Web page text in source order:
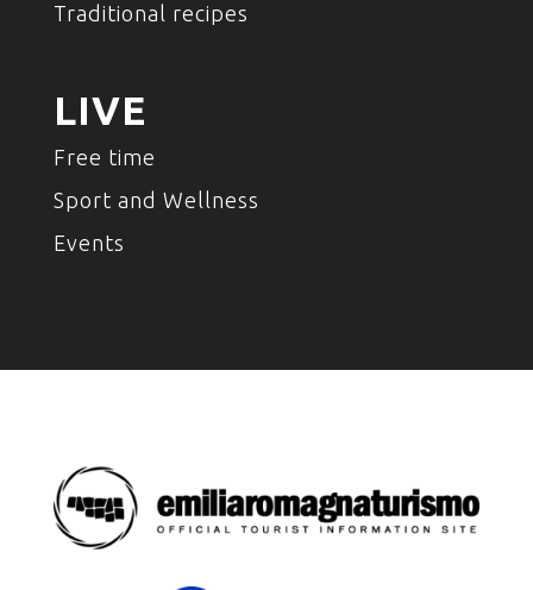
Traditional recipes
LIVE
Free time
Sport and Wellness
Events